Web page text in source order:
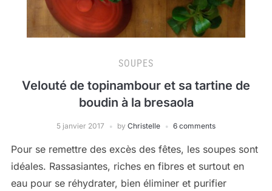
SOUPES
Velouté de topinambour et sa tartine de
boudin à la bresaola
5 janvier 2017 by Christelle 6 comments
Pour se remettre des excès des fêtes, les soupes sont
idéales. Rassasiantes, riches en fibres et surtout en
eau pour se réhydrater, bien éliminer et purifier